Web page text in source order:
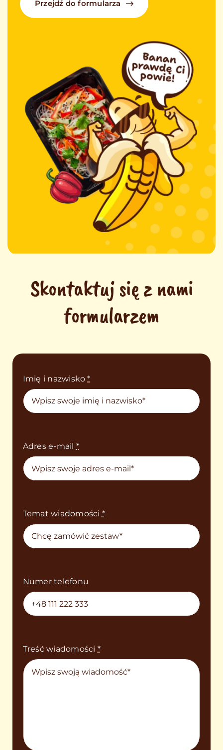
Kontakt
Przejdź do formularza
Skontaktuj się z nami
formularzem
Imię i nazwisko*
Adres e-mail *
Temat wiadomości *
Numer telefonu
Treść wiadomości *